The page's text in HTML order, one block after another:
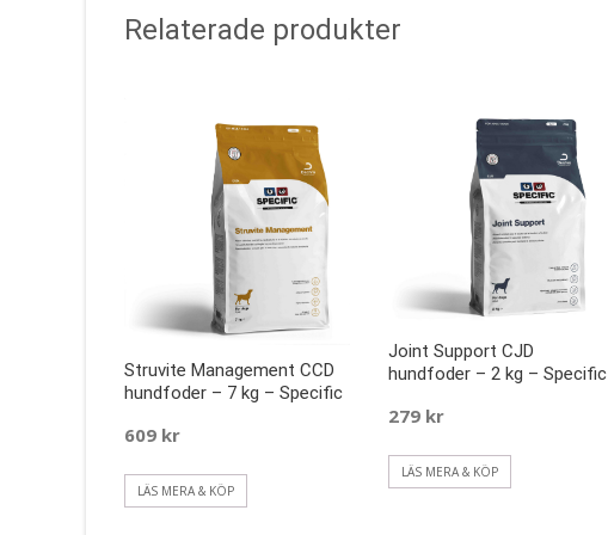
Relaterade produkter
Struvite Management CCD
hundfoder – 7 kg – Specific
609 kr
LÄS MERA & KÖP
Joint Support CJD
hundfoder – 2 kg – Specific
279 kr
LÄS MERA & KÖP